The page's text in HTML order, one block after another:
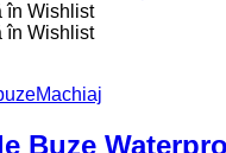
în Wishlist
în Wishlist
Machiaj
Buze